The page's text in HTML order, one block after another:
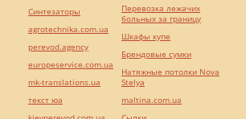
Синтезаторы
agrotechnika.com.ua
perevod.agency
europeservice.com.ua
mk-translations.ua
текст юа
Перевозка лежачих
больных за границу
Шкафы купе
Брендовые сумки
Натяжные потолки Nova
Stelya
maltina.com.ua